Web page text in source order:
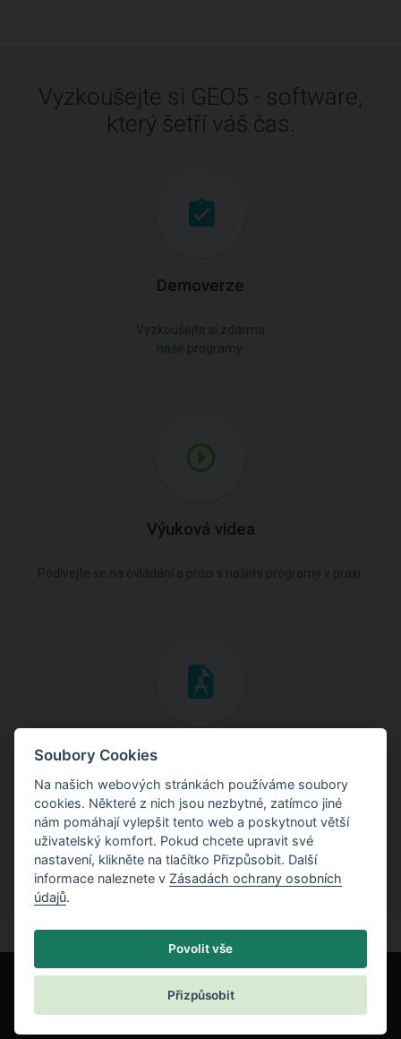
Vyzkoušejte si GEO5 - software,
který šetří váš čas.
Demoverze
Výuková videa
Inženýrské manuály
Stáhněte si manuály s teoretickými i praktickými ukázkami
použití programů.
Soubory Cookies
Na našich webových stránkách používáme soubory
cookies. Některé z nich jsou nezbytné, zatímco jiné
nám pomáhají vylepšit tento web a poskytnout větší
uživatelský komfort. Pokud chcete upravit své
nastavení, klikněte na tlačítko Přizpůsobit. Další
informace naleznete v Zásadách ochrany osobních
údajů.
Povolit vše
Přizpůsobit